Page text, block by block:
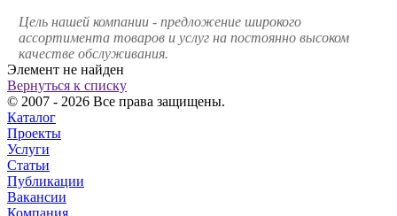
Цель нашей компании - предложение широкого
ассортимента товаров и услуг на постоянно высоком
качестве обслуживания.
Элемент не найден
Вернуться к списку
© 2007 - 2026 Все права защищены.
Каталог
Проекты
Услуги
Статьи
Публикации
Вакансии
Компания